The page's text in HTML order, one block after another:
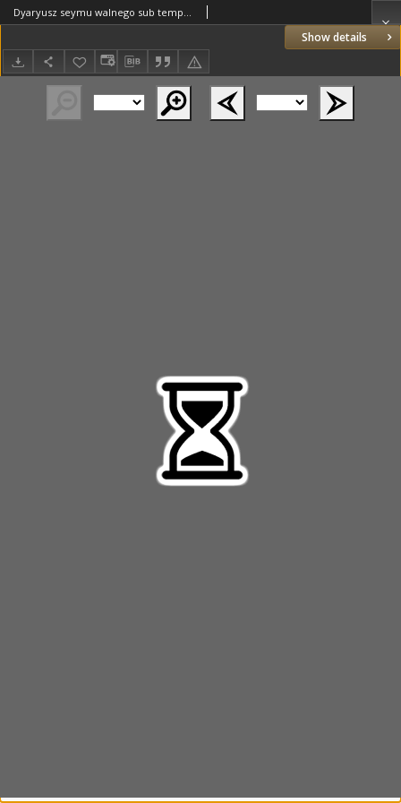
Show details
Dyaryusz seymu walnego sub tempus interregni pod zkonfederowanymi stanami senatorskiego y rycerskiego agituiącego się za [...] Łubińskiego prymasa [...] 1764 [...] siódmego [...] maia